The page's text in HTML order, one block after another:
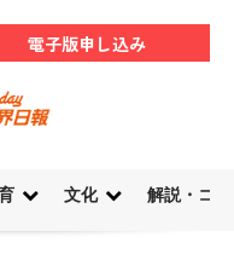
電子版申し込み
文化 解説・コ